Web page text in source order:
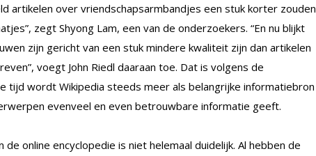
artikelen over vriendschapsarmbandjes een stuk korter zouden
zegt Shyong Lam, een van de onderzoekers. “En nu blijkt
zijn gericht van een stuk mindere kwaliteit zijn dan artikelen
voegt John Riedl daaraan toe. Dat is volgens de
tijd wordt Wikipedia steeds meer als belangrijke informatiebron
evenveel en even betrouwbare informatie geeft.
online encyclopedie is niet helemaal duidelijk. Al hebben de